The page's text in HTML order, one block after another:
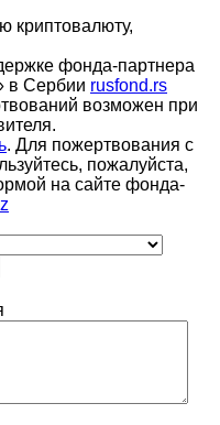
криптовалюту,
фонда-партнера
в Сербии rusfond.rs
возможен при
. Для пожертвования с
пожалуйста,
на сайте фонда-